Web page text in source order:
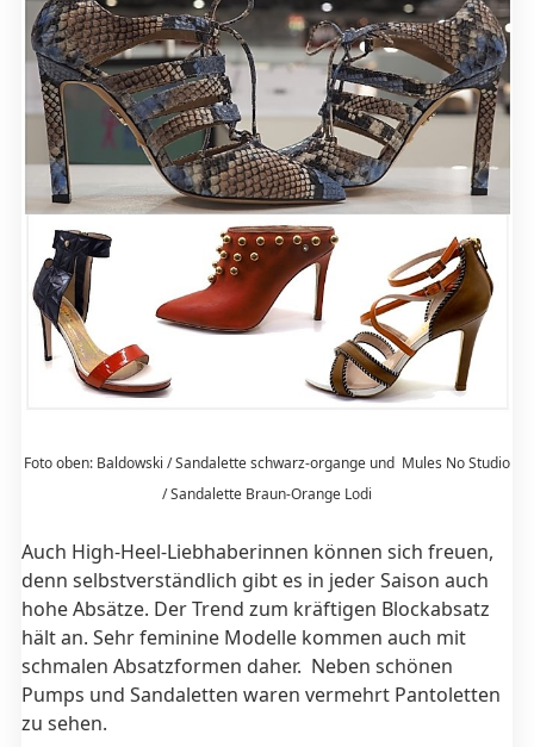
Foto oben: Baldowski / Sandalette schwarz-organge und Mules No Studio
/ Sandalette Braun-Orange Lodi
Auch High-Heel-Liebhaberinnen können sich freuen,
denn selbstverständlich gibt es in jeder Saison auch
hohe Absätze. Der Trend zum kräftigen Blockabsatz
hält an. Sehr feminine Modelle kommen auch mit
schmalen Absatzformen daher. Neben schönen
Pumps und Sandaletten waren vermehrt Pantoletten
zu sehen.